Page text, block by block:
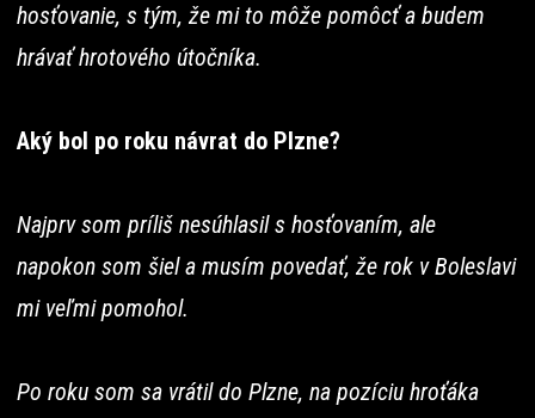
hosťovanie, s tým, že mi to môže pomôcť a budem
hrávať hrotového útočníka.
Aký bol po roku návrat do Plzne?
Najprv som príliš nesúhlasil s hosťovaním, ale
napokon som šiel a musím povedať, že rok v Boleslavi
mi veľmi pomohol.
Po roku som sa vrátil do Plzne, na pozíciu hroťáka